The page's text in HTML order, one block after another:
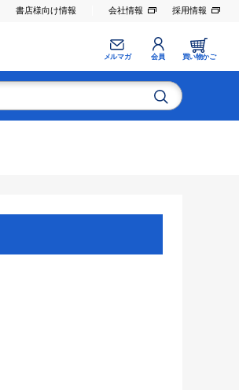
書店様向け情報 会社情報 採用情報
メルマガ 会員 買い物かご